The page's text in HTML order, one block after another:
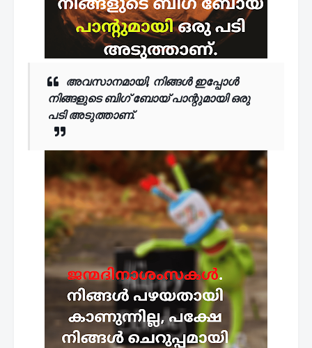
അവസാനമായി, നിങ്ങൾ ഇപ്പോൾ
നിങ്ങളുടെ ബിഗ് ബോയ്പാന്റുമായിഒരു
പടി അടുത്താണ്.